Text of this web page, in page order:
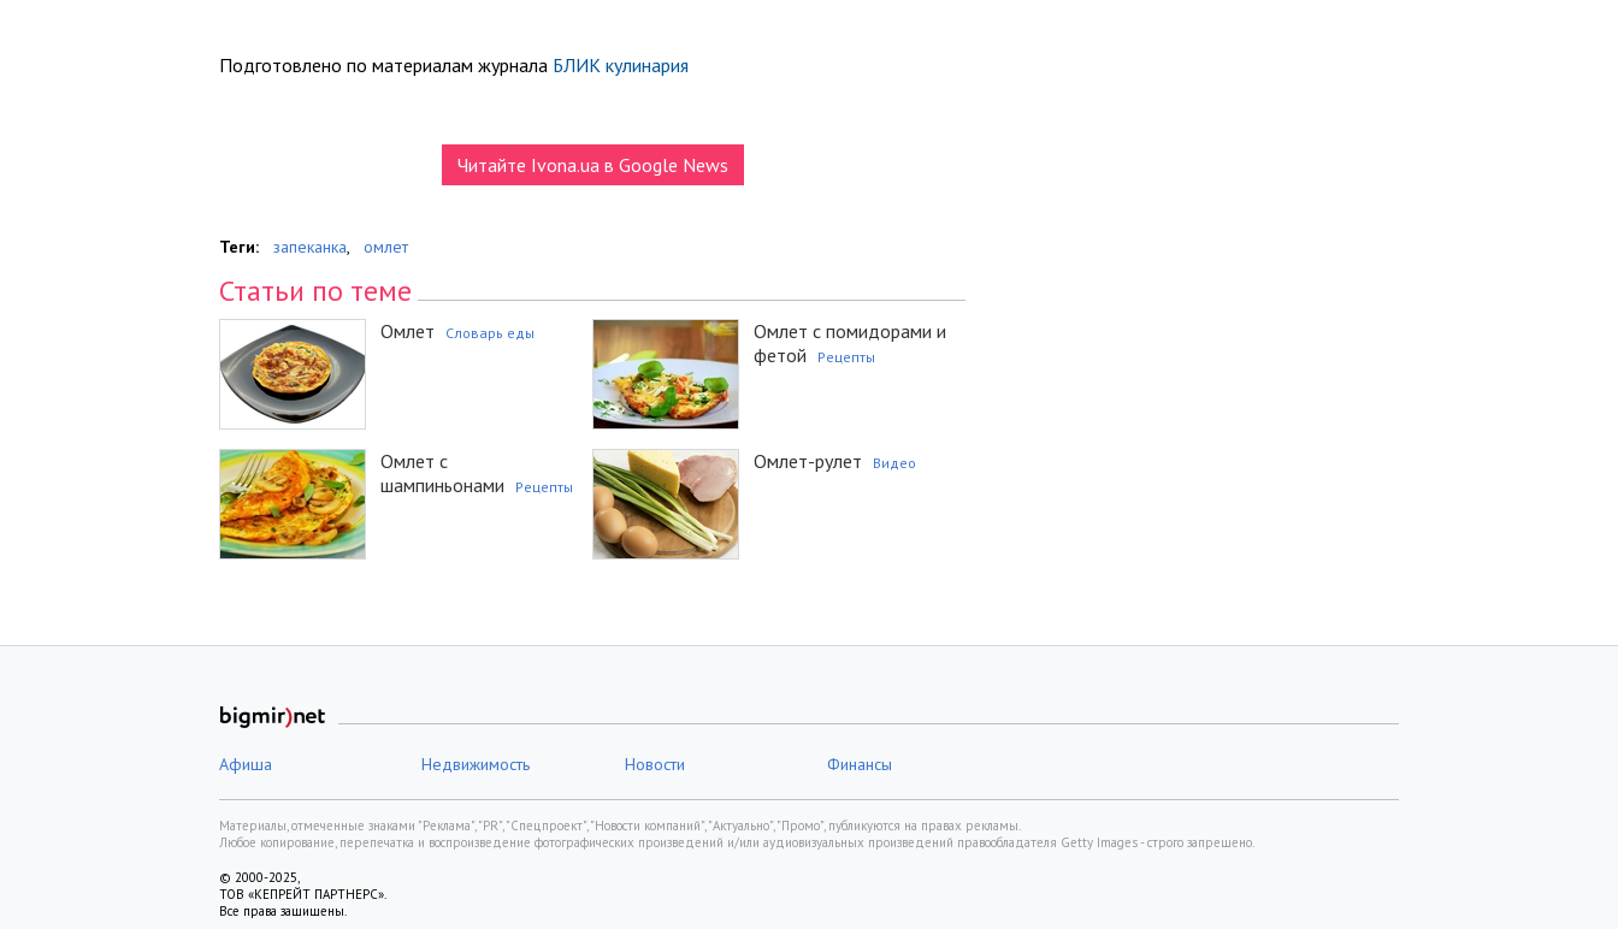
Подготовлено по материалам журнала БЛИК кулинария
Читайте Ivona.ua в Google News
Теги: запеканка, омлет
Статьи по теме
Омлет Словарь еды
Омлет с помидорами и
фетой
Рецепты
Омлет с
шампиньонами
Рецепты
Омлет-рулет Видео
Афиша Недвижимость Новости Финансы
Материалы, отмеченные знаками "Реклама", "PR", "Спецпроект", "Новости компаний", "Актуально", "Промо", публикуются на правах рекламы.
Любое копирование, перепечатка и воспроизведение фотографических произведений и/или аудиовизуальных произведений правообладателя Getty Images - строго запрещено.
© 2000-2025,
ТОВ «КЕПРЕЙТ ПАРТНЕРС».
Все права защищены.